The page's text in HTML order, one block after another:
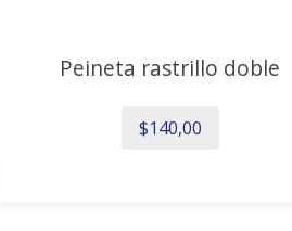
Peineta rastrillo doble
$140,00